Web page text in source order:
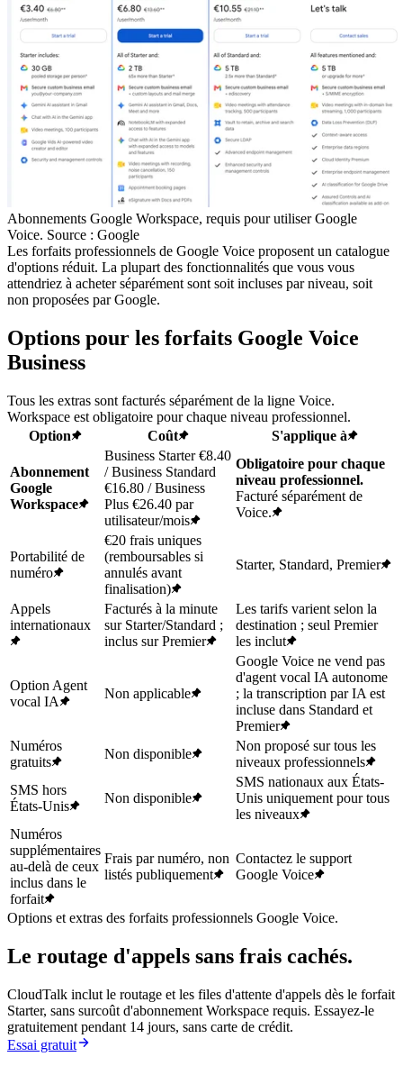
Abonnements Google Workspace, requis pour utiliser Google
Voice. Source : Google
Les forfaits professionnels de Google Voice proposent un catalogue
d'options réduit. La plupart des fonctionnalités que vous vous
attendriez à acheter séparément sont soit incluses par niveau, soit
non proposées par Google.
Options pour les forfaits Google Voice
Business
Tous les extras sont facturés séparément de la ligne Voice.
Workspace est obligatoire pour chaque niveau professionnel.
Option
Coût S'applique à
Abonnement
Google
Workspace
Business Starter €8.40
/ Business Standard
€16.80 / Business
Plus €26.40 par
utilisateur/mois
Obligatoire pour chaque
niveau professionnel.
Facturé séparément de
Voice.
Portabilité de
numéro
€20 frais uniques
(remboursables si
annulés avant
finalisation)
Starter, Standard, Premier
Appels
internationaux
Facturés à la minute
sur Starter/Standard ;
inclus sur Premier
Les tarifs varient selon la
destination ; seul Premier
les inclut
Option Agent
vocal IA
Non applicable
Google Voice ne vend pas
d'agent vocal IA autonome
; la transcription par IA est
incluse dans Standard et
Premier
Numéros
gratuits
Non disponible
Non proposé sur tous les
niveaux professionnels
SMS hors
États-Unis
Non disponible
SMS nationaux aux États-
Unis uniquement pour tous
les niveaux
Numéros
supplémentaires
au-delà de ceux
inclus dans le
forfait
Frais par numéro, non
listés publiquement
Contactez le support
Google Voice
Options et extras des forfaits professionnels Google Voice.
Le routage d'appels sans frais cachés.
CloudTalk inclut le routage et les files d'attente d'appels dès le forfait
Starter, sans surcoût d'abonnement Workspace requis. Essayez-le
gratuitement pendant 14 jours, sans carte de crédit.
Essai gratuit